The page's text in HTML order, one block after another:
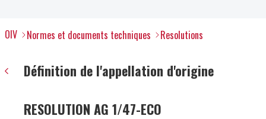
OIV Normes et documents techniques Resolutions
Définition de l'appellation d'origine
RESOLUTION AG 1/47-ECO